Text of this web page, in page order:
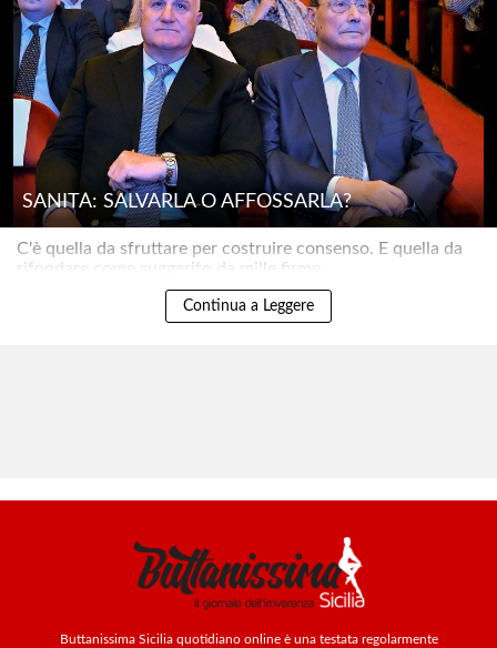
SANITÀ: SALVARLA O AFFOSSARLA?
C'è quella da sfruttare per costruire consenso. E quella da
rifondare come suggerito da mille firme..
Continua a Leggere
Buttanissima Sicilia quotidiano online è una testata regolarmente